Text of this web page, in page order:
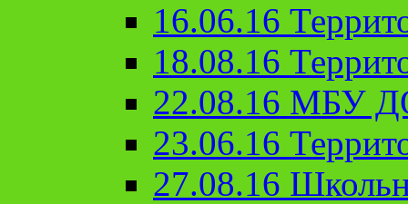
16.06.16
18.08.16
22.08.16 МБУ
23.06.16
27.08.16